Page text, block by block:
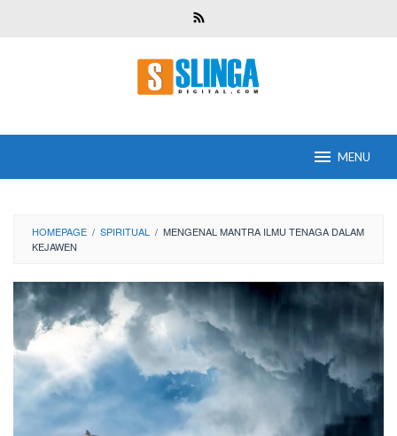
MENU
HOMEPAGE / SPIRITUAL / MENGENAL MANTRA ILMU TENAGA DALAM
KEJAWEN